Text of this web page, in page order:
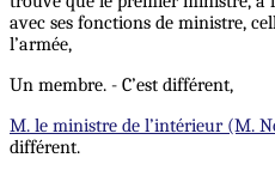
avec ses fonctions de ministre,
l’armée,
Un membre. - C’est différent,
M. le ministre de l’intérieur (M.
différent.